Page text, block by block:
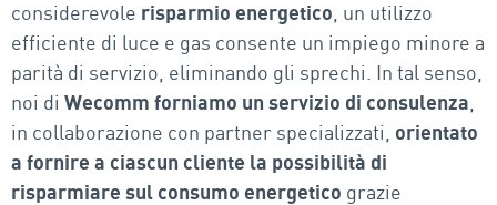
considerevole risparmio energetico , un utilizzo
efficiente di luce e gas consente un impiego minore a
parità di servizio, eliminando gli sprechi. In tal senso,
noi di Wecomm forniamo un servizio di consulenza
in collaborazione con partner specializzati, orientato
a fornire a ciascun cliente la possibilità di
risparmiare sul consumo energetico grazie